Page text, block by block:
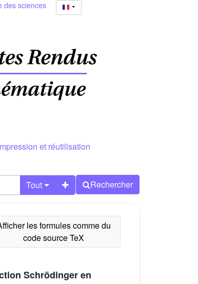
des sciences
et réutilisation
Tout Rechercher
Schrödinger en